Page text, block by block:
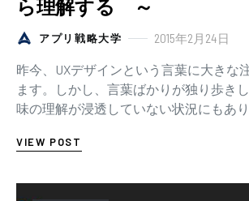
ら理解する ～
アプリ戦略大学 2015年2月24日
昨今、UXデザインという言葉に大きな
ます。しかし、言葉ばかりが独り歩き
味の理解が浸透していない状況にもあ
VIEW POST